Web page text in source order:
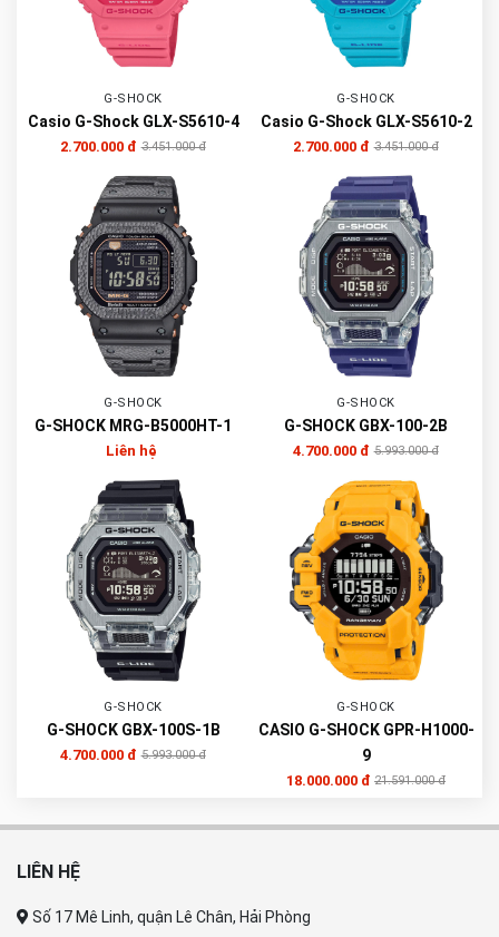
G-SHOCK
Casio G-Shock GLX-S5610-4
2.700.000 đ 3.451.000 đ
G-SHOCK
Casio G-Shock GLX-S5610-2
2.700.000 đ 3.451.000 đ
G-SHOCK
G-SHOCK MRG-B5000HT-1
Liên hệ
G-SHOCK
G-SHOCK GBX-100-2B
4.700.000 đ 5.993.000 đ
G-SHOCK
G-SHOCK GBX-100S-1B
4.700.000 đ 5.993.000 đ
G-SHOCK
CASIO G-SHOCK GPR-H1000-
9
18.000.000 đ 21.591.000 đ
LIÊN HỆ
Số 17 Mê Linh, quận Lê Chân, Hải Phòng